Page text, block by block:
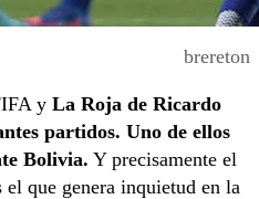
brereton
y La Roja de Ricardo
partidos. Uno de ellos
Bolivia. Y precisamente el
que genera inquietud en la